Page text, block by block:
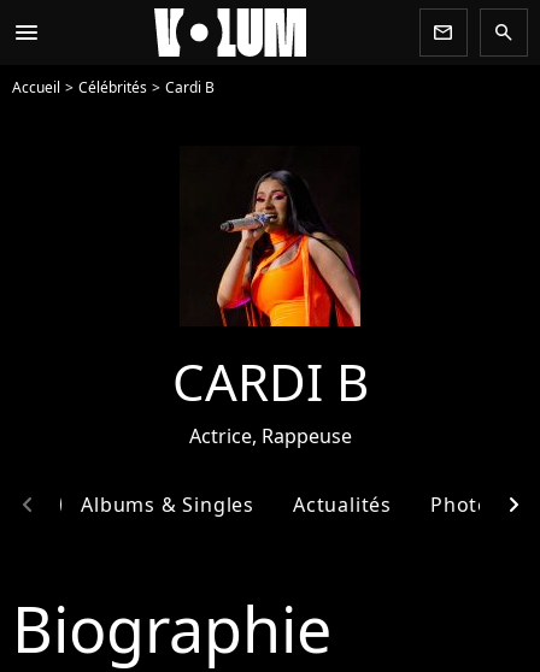
menu newsletter search
Accueil Célébrités Cardi B
CARDI B
Actrice, Rappeuse
Albums & Singles Actualités Photos
chevron_left chevron_right
Biographie